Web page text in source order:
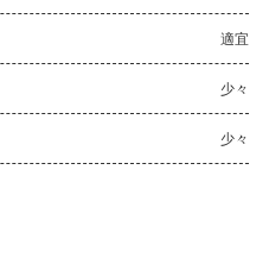
適宜
少々
少々